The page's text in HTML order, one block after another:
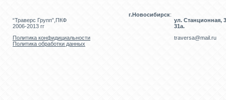
“Траверс Групп”,ПКФ
2006-2013 гг
Политика конфидициальности
Политика обработки данных
г.Новосибирск:
ул. Станционная,
31а.
traversa@mail.ru